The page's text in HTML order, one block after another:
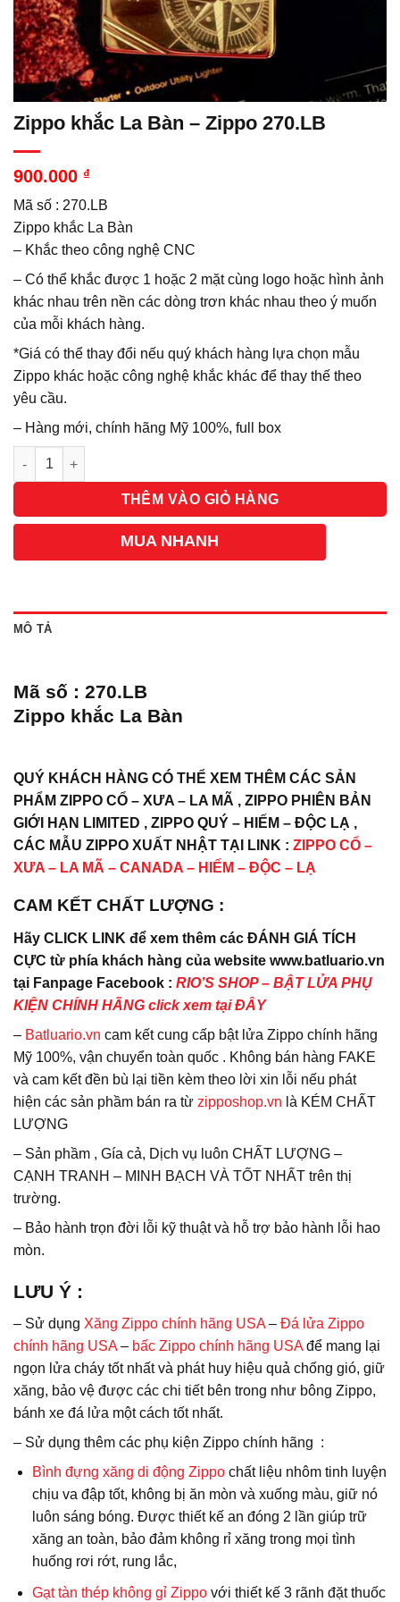
Zippo khắc La Bàn – Zippo 270.LB
900.000 ₫
Mã số : 270.LB
Zippo khắc La Bàn
– Khắc theo công nghệ CNC
– Có thể khắc được 1 hoặc 2 mặt cùng logo hoặc hình ảnh
khác nhau trên nền các dòng trơn khác nhau theo ý muốn
của mỗi khách hàng.
*Giá có thể thay đổi nếu quý khách hàng lựa chọn mẫu
Zippo khác hoặc công nghệ khắc khác để thay thế theo
yêu cầu.
– Hàng mới, chính hãng Mỹ 100%, full box
Số lượng
THÊM VÀO GIỎ HÀNG
MUA NHANH
MÔ TẢ
Mã số : 270.LB
Zippo khắc La Bàn
QUÝ KHÁCH HÀNG CÓ THỂ XEM THÊM CÁC SẢN
PHẨM ZIPPO CỔ – XƯA – LA MÃ , ZIPPO PHIÊN BẢN
GIỚI HẠN LIMITED , ZIPPO QUÝ – HIẾM – ĐỘC LẠ ,
CÁC MẪU ZIPPO XUẤT NHẬT TẠI LINK : ZIPPO CỔ –
XƯA – LA MÃ – CANADA – HIẾM – ĐỘC – LẠ
CAM KẾT CHẤT LƯỢNG :
Hãy CLICK LINK để xem thêm các ĐÁNH GIÁ TÍCH
CỰC từ phía khách hàng của website www.batluario.vn
tại Fanpage Facebook : RIO’S SHOP – BẬT LỬA PHỤ
KIỆN CHÍNH HÃNG click xem tại ĐÂY
– Batluario.vn cam kết cung cấp bật lửa Zippo chính hãng
Mỹ 100%, vận chuyển toàn quốc . Không bán hàng FAKE
và cam kết đền bù lại tiền kèm theo lời xin lỗi nếu phát
hiện các sản phầm bán ra từ zipposhop.vn là KÉM CHẤT
LƯỢNG
– Sản phầm , Gía cả, Dịch vụ luôn CHẤT LƯỢNG –
CẠNH TRANH – MINH BẠCH VÀ TỐT NHẤT trên thị
trường.
– Bảo hành trọn đời lỗi kỹ thuật và hỗ trợ bảo hành lỗi hao
mòn.
LƯU Ý :
– Sử dụng Xăng Zippo chính hãng USA– Đá lửa Zippo
chính hãng USA– bấc Zippo chính hãng USAđể mang lại
ngọn lửa cháy tốt nhất và phát huy hiệu quả chống gió, giữ
xăng, bảo vệ được các chi tiết bên trong như bông Zippo,
bánh xe đá lửa một cách tốt nhất.
– Sử dụng thêm các phụ kiện Zippo chính hãng :
Bình đựng xăng di động Zippochất liệu nhôm tinh luyện
chịu va đập tốt, không bị ăn mòn và xuống màu, giữ nó
luôn sáng bóng. Được thiết kế an đóng 2 lần giúp trữ
xăng an toàn, bảo đảm không rỉ xăng trong mọi tình
huống rơi rớt, rung lắc,
Gạt tàn thép không gỉ Zippo với thiết kế 3 rãnh đặt thuốc